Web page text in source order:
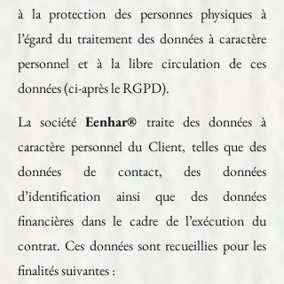
à la protection des personnes physiques à
l’égard du traitement des données à caractère
personnel et à la libre circulation de ces
données (ci-après le RGPD).
La sociétéEenhar® traite des données à
caractère personnel du Client, telles que des
données de contact, des données
d’identification ainsi que des données
financières dans le cadre de l’exécution du
contrat. Ces données sont recueillies pour les
finalités suivantes :